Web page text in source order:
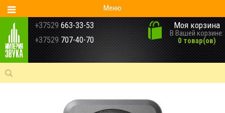
Меню
+37529 663-33-53
+37529 707-40-70
Моя корзина
В Вашей корзине:
0 товар(ов)